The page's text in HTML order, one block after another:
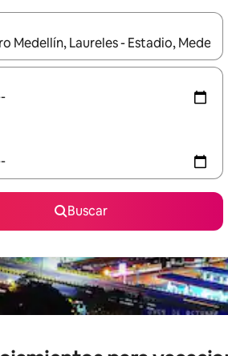
resultados estén disponibles, navegá
Buscar